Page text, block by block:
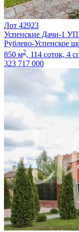
Лот 42923
Успенские Дачи-1
Рублево-Успенское
850 м2, 114 соток, 4
323 717 000